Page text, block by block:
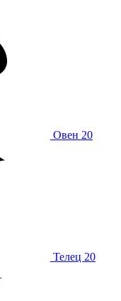
Овен 20
Телец 20